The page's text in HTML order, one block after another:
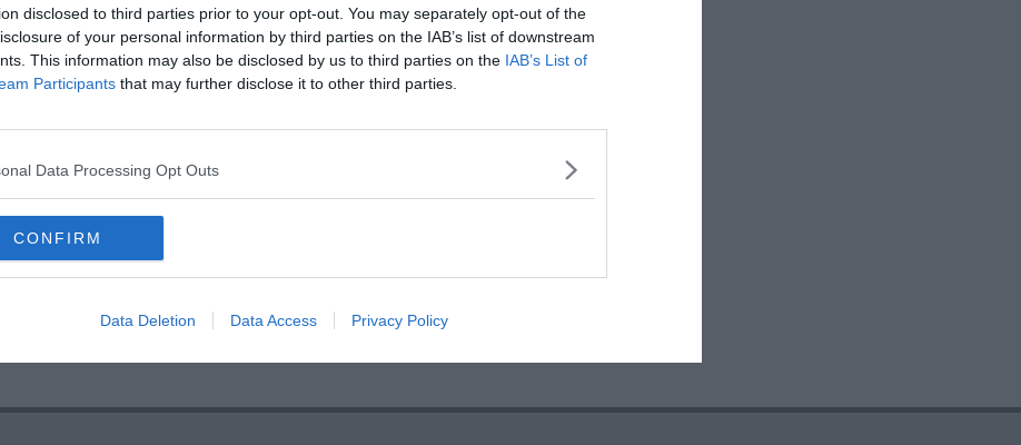
disclosed to third parties prior to your opt-out. You may separately opt-out of the
of your personal information by third parties on the IAB’s list of downstream
This information may also be disclosed by us to third parties on the IAB’s List of
Participants that may further disclose it to other third parties.
Data Processing Opt Outs
CONFIRM
Data Deletion Data Access Privacy Policy
Toscana iscriviti allaNewsletter QUInews - ToscanaMedia.
nella tua casella di posta.
comunale
a parte civile
pubblico ministero non luogo a procedere udienza preliminare